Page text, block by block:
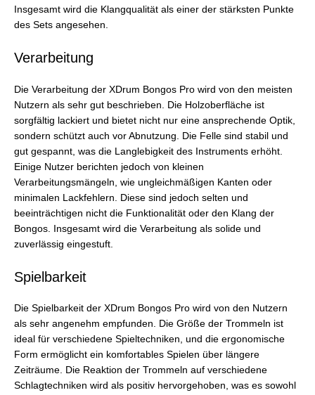
Insgesamt wird die Klangqualität als einer der stärksten Punkte
des Sets angesehen.
Verarbeitung
Die Verarbeitung der XDrum Bongos Pro wird von den meisten
Nutzern als sehr gut beschrieben. Die Holzoberfläche ist
sorgfältig lackiert und bietet nicht nur eine ansprechende Optik,
sondern schützt auch vor Abnutzung. Die Felle sind stabil und
gut gespannt, was die Langlebigkeit des Instruments erhöht.
Einige Nutzer berichten jedoch von kleinen
Verarbeitungsmängeln, wie ungleichmäßigen Kanten oder
minimalen Lackfehlern. Diese sind jedoch selten und
beeinträchtigen nicht die Funktionalität oder den Klang der
Bongos. Insgesamt wird die Verarbeitung als solide und
zuverlässig eingestuft.
Spielbarkeit
Die Spielbarkeit der XDrum Bongos Pro wird von den Nutzern
als sehr angenehm empfunden. Die Größe der Trommeln ist
ideal für verschiedene Spieltechniken, und die ergonomische
Form ermöglicht ein komfortables Spielen über längere
Zeiträume. Die Reaktion der Trommeln auf verschiedene
Schlagtechniken wird als positiv hervorgehoben, was es sowohl